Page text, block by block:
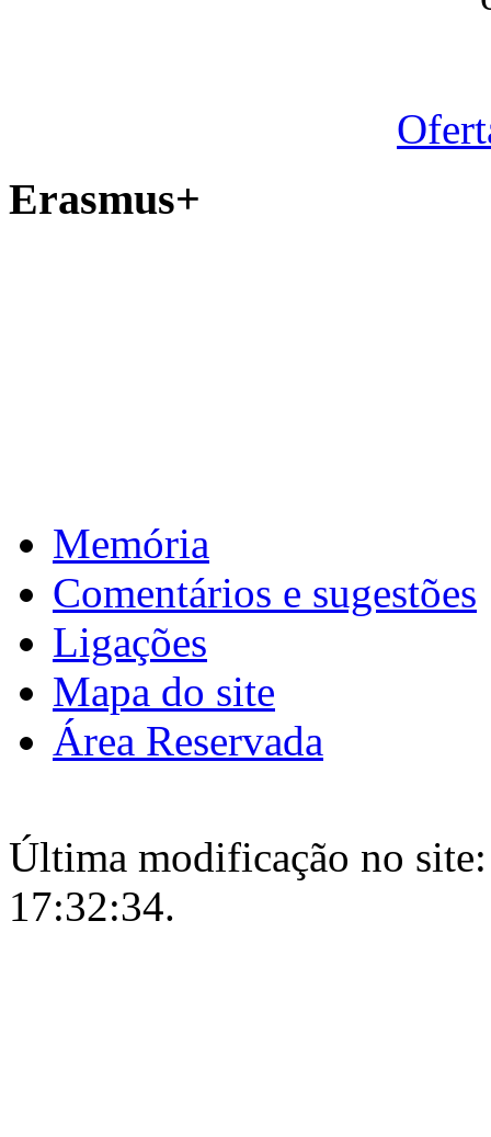
Erasmus+
Memória
Comentários e sugestões
Ligações
Mapa do site
Área Reservada
Última modificação no
17:32:34.